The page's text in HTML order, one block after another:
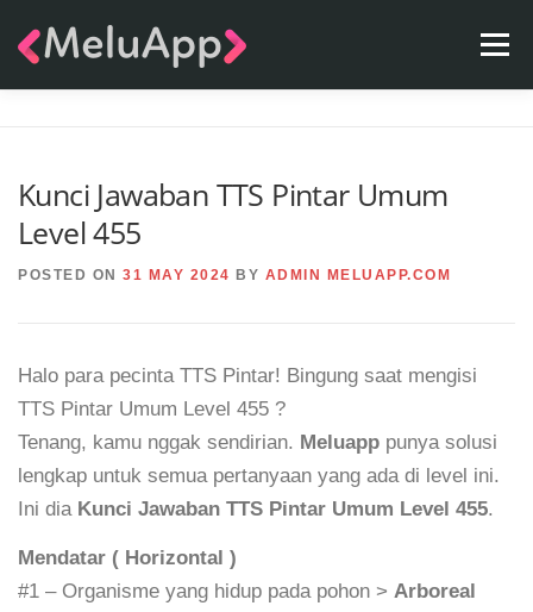
Menu
Kunci Jawaban TTS Pintar Umum
Level 455
POSTED ON 31 MAY 2024 BY ADMIN MELUAPP.COM
Halo para pecinta TTS Pintar! Bingung saat mengisi
TTS Pintar Umum Level 455 ?
Tenang, kamu nggak sendirian. Meluapp punya solusi
lengkap untuk semua pertanyaan yang ada di level ini.
Ini dia Kunci Jawaban TTS Pintar Umum Level 455.
Mendatar ( Horizontal )
#1 – Organisme yang hidup pada pohon > Arboreal